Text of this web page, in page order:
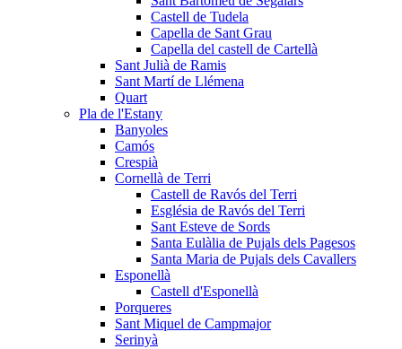
Castell de Tudela
Capella de Sant Grau
Capella del castell de Cartellà
Sant Julià de Ramis
Sant Martí de Llémena
Quart
Pla de l'Estany
Banyoles
Camós
Crespià
Cornellà de Terri
Castell de Ravós del Terri
Església de Ravós del Terri
Sant Esteve de Sords
Santa Eulàlia de Pujals dels Pagesos
Santa Maria de Pujals dels Cavallers
Esponellà
Castell d'Esponellà
Porqueres
Sant Miquel de Campmajor
Serinyà